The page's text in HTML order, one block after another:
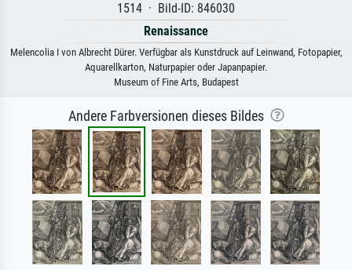
1514 · Bild-ID: 846030
Renaissance
Melencolia I von Albrecht Dürer. Verfügbar als Kunstdruck auf Leinwand, Fotopapier,
Aquarellkarton, Naturpapier oder Japanpapier.
Museum of Fine Arts, Budapest
Andere Farbversionen dieses Bildes